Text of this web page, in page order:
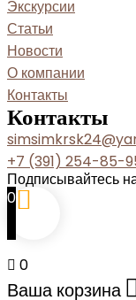
Экскурсии
Статьи
Новости
О компании
Контакты
Контакты
+7 (391) 254-85-
Подписывайтесь
0
0
Ваша корзина